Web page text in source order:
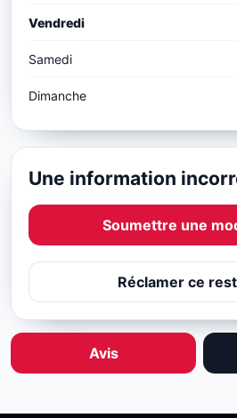
Vendredi
Samedi
Dimanche
Une information
Soumettre une
Réclamer ce
Avis